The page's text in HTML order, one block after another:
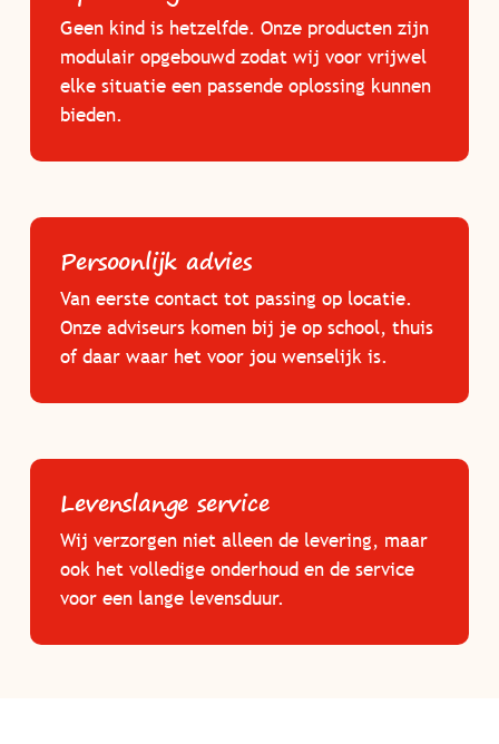
Geen kind is hetzelfde. Onze producten zijn
modulair opgebouwd zodat wij voor vrijwel
elke situatie een passende oplossing kunnen
bieden.
Persoonlijk advies
Van eerste contact tot passing op locatie.
Onze adviseurs komen bij je op school, thuis
of daar waar het voor jou wenselijk is.
Levenslange service
Wij verzorgen niet alleen de levering, maar
ook het volledige onderhoud en de service
voor een lange levensduur.